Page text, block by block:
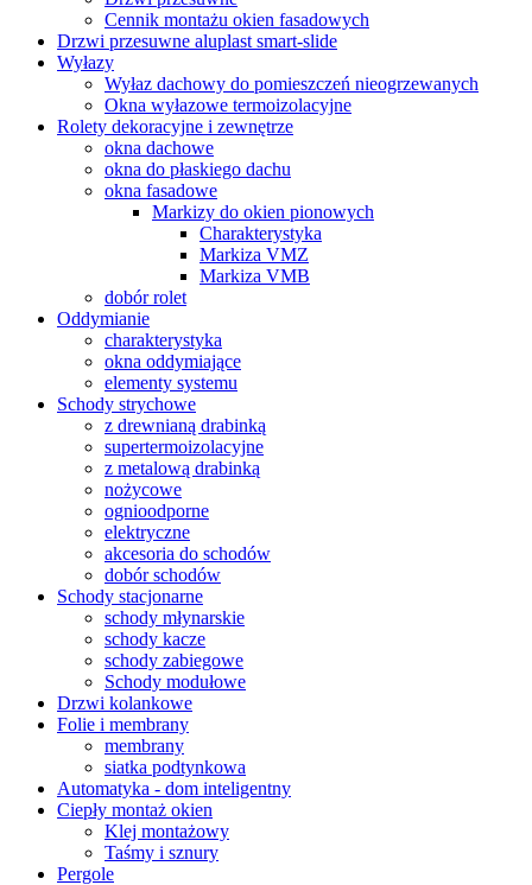
Cennik montażu okien fasadowych
Drzwi przesuwne aluplast smart-slide
Wyłazy
Wyłaz dachowy do pomieszczeń nieogrzewanych
Okna wyłazowe termoizolacyjne
Rolety dekoracyjne i zewnętrze
okna dachowe
okna do płaskiego dachu
okna fasadowe
Markizy do okien pionowych
Charakterystyka
Markiza VMZ
Markiza VMB
dobór rolet
Oddymianie
charakterystyka
okna oddymiające
elementy systemu
Schody strychowe
z drewnianą drabinką
supertermoizolacyjne
z metalową drabinką
nożycowe
ognioodporne
elektryczne
akcesoria do schodów
dobór schodów
Schody stacjonarne
schody młynarskie
schody kacze
schody zabiegowe
Schody modułowe
Drzwi kolankowe
Folie i membrany
membrany
siatka podtynkowa
Automatyka - dom inteligentny
Ciepły montaż okien
Klej montażowy
Taśmy i sznury
Pergole